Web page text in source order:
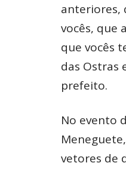
anteriores,
vocês, que
que vocês
das Ostras
prefeito.
No evento
vetores de